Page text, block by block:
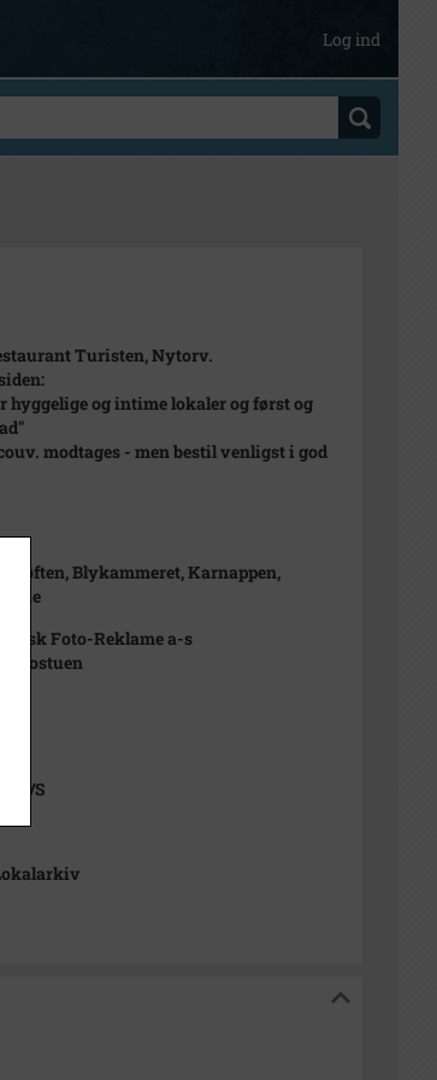
Log ind
Turisten, Nytorv.
hyggelige og intime lokaler og først og
modtages - men bestil venligst i god
Grøften, Blykammeret, Karnappen,
Foto-Reklame a-s
krostuen
A/S